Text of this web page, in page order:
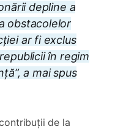
depline a
obstacolelor
ar fi exclus
în regim
a mai spus
de la